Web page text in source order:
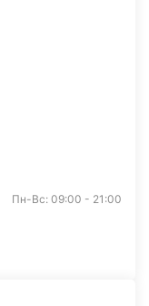
Пн-Вс: 09:00 - 21:00